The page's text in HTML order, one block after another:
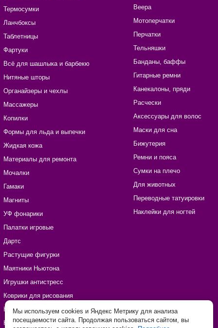
Термосумки
Ланчбоксы
Таблетницы
Фартуки
Всё для шашлыка и барбекю
Нитяные шторы
Органайзеры и чехлы
Массажеры
Копилки
Формы для льда и выпечки
Жидкая кожа
Материалы для ремонта
Мочалки
Гамаки
Магниты
УФ фонарики
Палатки игровые
Дартс
Растущие фигурки
Маятники Ньютона
Игрушки антистресс
Коврики для рисования
Наборы для рукоделия
Наклейки виниловые
Веера
Мотоперчатки
Перчатки
Тельняшки
Банданы, баффы
Гитарные ремни
Канекалоны, пряди
Расчески
Аксессуары для волос
Маски для сна
Бижутерия
Ремни и пояса
Сумки на плечо
Для животных
Переводные татуировки
Наклейки для ногтей
Мы используем cookies и Яндекс Метрику для анализа
посещаемости сайта. Продолжая пользоваться сайтом, вы